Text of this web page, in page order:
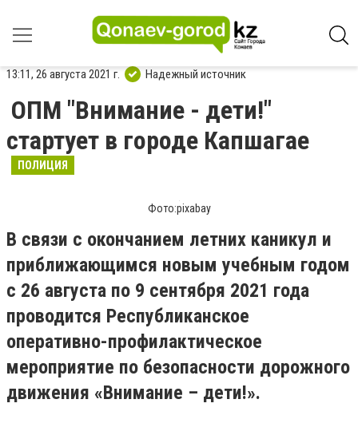
13:11, 26 августа 2021 г. Надежный источник
ОПМ "Внимание - дети!"
стартует в городе Капшагае
ПОЛИЦИЯ
Фото:pixabay
В связи с окончанием летних каникул и
приближающимся новым учебным годом
с 26 августа по 9 сентября 2021 года
проводится Республиканское
оперативно-профилактическое
мероприятие по безопасности дорожного
движения «Внимание – дети!».